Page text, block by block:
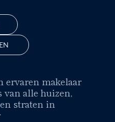
ervaren makelaar
van alle huizen,
straten in